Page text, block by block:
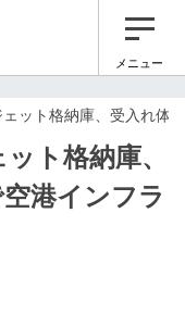
メニュー
ット格納庫、受入れ体
ト格納庫、
港インフラ